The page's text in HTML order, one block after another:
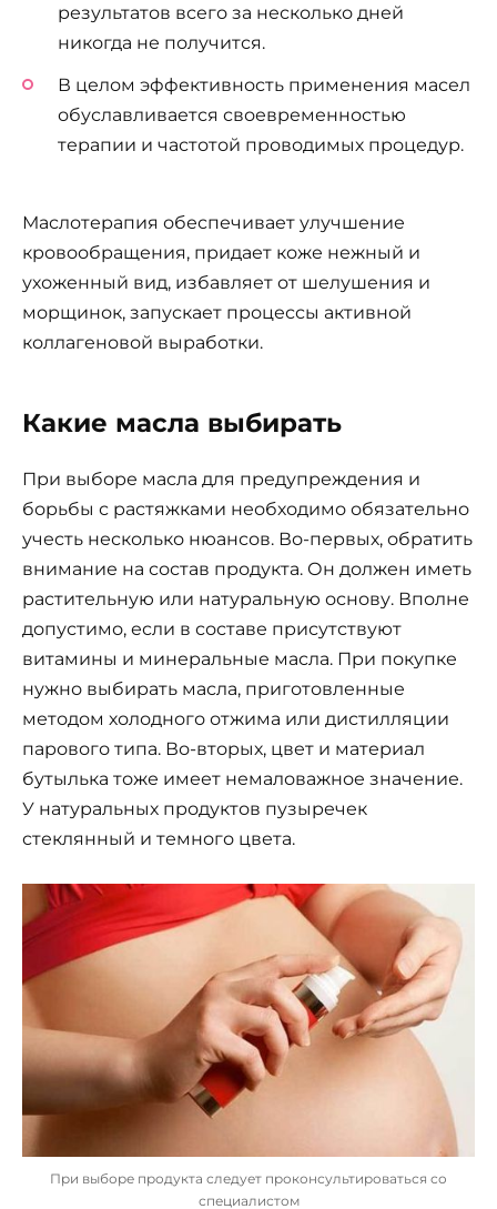
результатов всего за несколько дней
никогда не получится.
В целом эффективность применения масел
обуславливается своевременностью
терапии и частотой проводимых процедур.
Маслотерапия обеспечивает улучшение
кровообращения, придает коже нежный и
ухоженный вид, избавляет от шелушения и
морщинок, запускает процессы активной
коллагеновой выработки.
Какие масла выбирать
При выборе масла для предупреждения и
борьбы с растяжками необходимо обязательно
учесть несколько нюансов. Во-первых, обратить
внимание на состав продукта. Он должен иметь
растительную или натуральную основу. Вполне
допустимо, если в составе присутствуют
витамины и минеральные масла. При покупке
нужно выбирать масла, приготовленные
методом холодного отжима или дистилляции
парового типа. Во-вторых, цвет и материал
бутылька тоже имеет немаловажное значение.
У натуральных продуктов пузыречек
стеклянный и темного цвета.
При выборе продукта следует проконсультироваться со
специалистом